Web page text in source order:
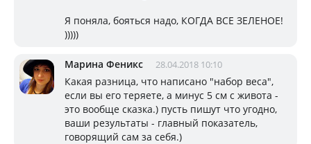
Я поняла, бояться надо, КОГДА ВСЕ ЗЕЛЕНОЕ!
)))))
Марина Феникс 28.04.2018 10:10
Какая разница, что написано "набор веса",
если вы его теряете, а минус 5 см с живота -
это вообще сказка.) пусть пишут что угодно,
ваши результаты - главный показатель,
говорящий сам за себя.)